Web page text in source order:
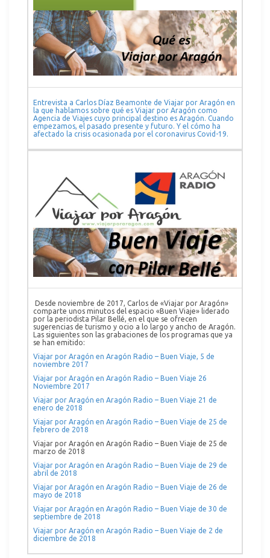
Entrevista a Carlos Díaz Beamonte de Viajar por Aragón en
la que hablamos sobre qué es Viajar por Aragón como
Agencia de Viajes cuyo principal destino es Aragón. Cuando
empezamos, el pasado presente y futuro. Y el cómo ha
afectado la crisis ocasionada por el coronavirus Covid-19.
Desde noviembre de 2017, Carlos de «Viajar por Aragón»
comparte unos minutos del espacio «Buen Viaje» liderado
por la periodista Pilar Bellé, en el que se ofrecen
sugerencias de turismo y ocio a lo largo y ancho de Aragón.
Las siguientes son las grabaciones de los programas que ya
se han emitido:
Viajar por Aragón en Aragón Radio – Buen Viaje, 5 de
noviembre 2017
Viajar por Aragón en Aragón Radio – Buen Viaje 26
Noviembre 2017
Viajar por Aragón en Aragón Radio – Buen Viaje 21 de
enero de 2018
Viajar por Aragón en Aragón Radio – Buen Viaje de 25 de
febrero de 2018
Viajar por Aragón en Aragón Radio – Buen Viaje de 25 de
marzo de 2018
Viajar por Aragón en Aragón Radio – Buen Viaje de 29 de
abril de 2018
Viajar por Aragón en Aragón Radio – Buen Viaje de 26 de
mayo de 2018
Viajar por Aragón en Aragón Radio – Buen Viaje de 30 de
septiembre de 2018
Viajar por Aragón en Aragón Radio – Buen Viaje de 2 de
diciembre de 2018